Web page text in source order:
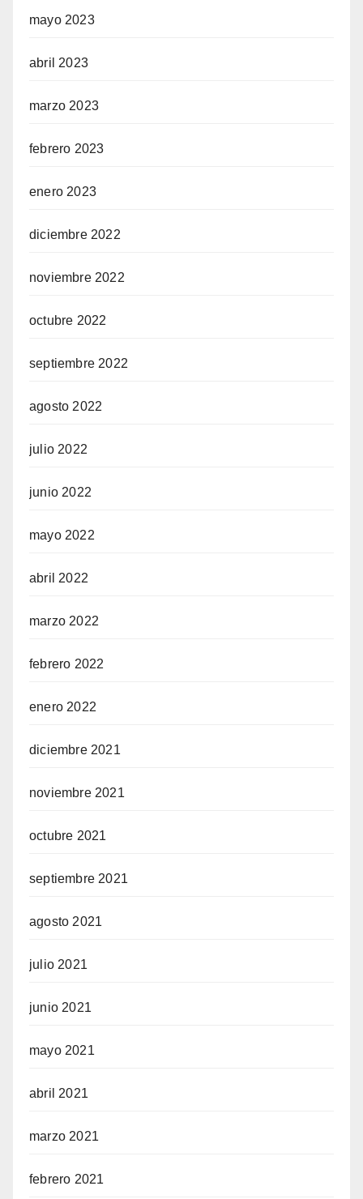
mayo 2023
abril 2023
marzo 2023
febrero 2023
enero 2023
diciembre 2022
noviembre 2022
octubre 2022
septiembre 2022
agosto 2022
julio 2022
junio 2022
mayo 2022
abril 2022
marzo 2022
febrero 2022
enero 2022
diciembre 2021
noviembre 2021
octubre 2021
septiembre 2021
agosto 2021
julio 2021
junio 2021
mayo 2021
abril 2021
marzo 2021
febrero 2021